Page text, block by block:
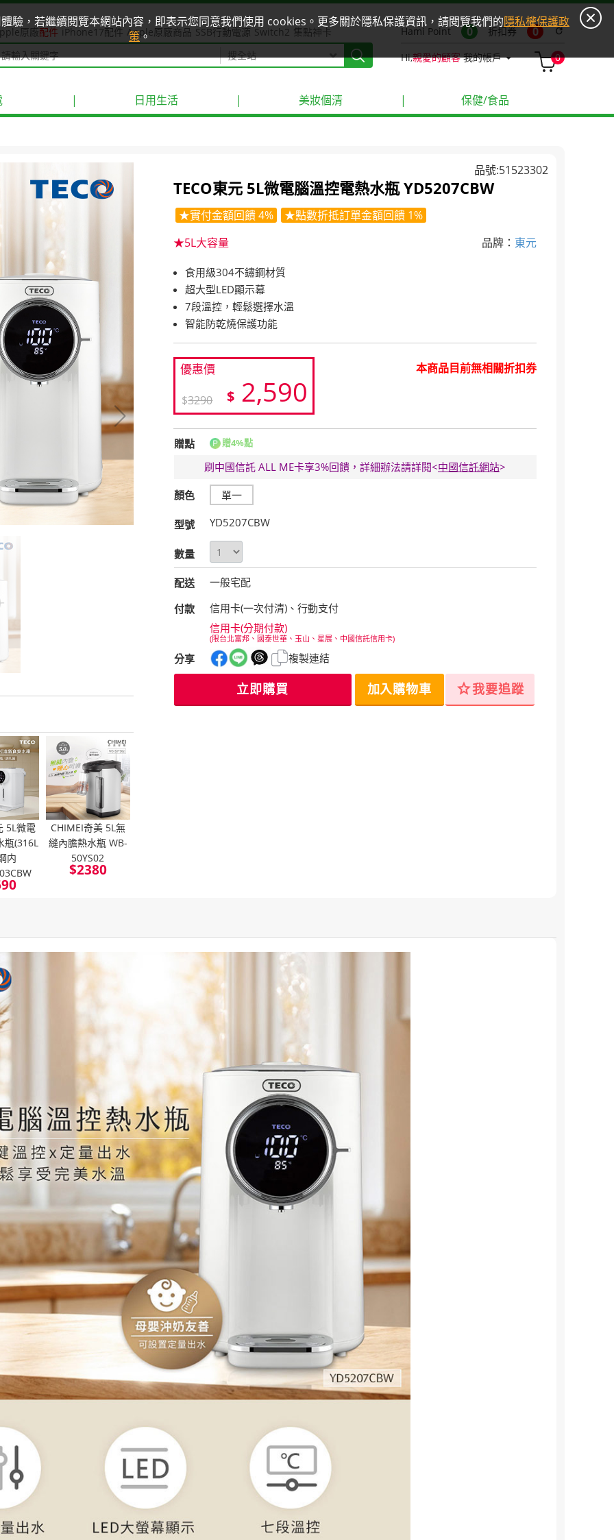
驗，若繼續閱覽本網站內容，即表示您同意我們使用 cookies。更多關於隱私保護資訊，請閱覽我們的隱私權保護政
策。
原廠配件 iPhone17配件 Apple原廠商品 SSB行動電源 Switch2 集點神卡 Hami Point 0 折扣券 0 refresh
Hi,親愛的顧客 我的帳戶 0
| 日用生活 | 美妝個清 | 保健/食品
品號:51523302
5L微電
瓶(316L
内
CHIMEI奇美 5L無
縫內膽熱水瓶 WB-
50YS02
$2380
TECO東元 5L微電腦溫控電熱水瓶 YD5207CBW
★實付金額回饋 4%
★點數折抵訂單金額回饋 1%
★5L大容量
品牌： 東元
食用級304不鏽鋼材質
超大型LED顯示幕
7段溫控，輕鬆選擇水溫
智能防乾燒保護功能
優惠價
$2,590
$3290
本商品目前無相關折扣券
贈點 贈4%點
刷中國信託 ALL ME卡享3%回饋，詳細辦法請詳閱<中國信託網站>
顏色 單一
型號 YD5207CBW
數量
配送
一般宅配
付款
信用卡(一次付清)、行動支付
信用卡(分期付款)
(限台北富邦、國泰世華、玉山、星展、中國信託信用卡)
分享 複製連結
立即購買 加入購物車 star我要追蹤